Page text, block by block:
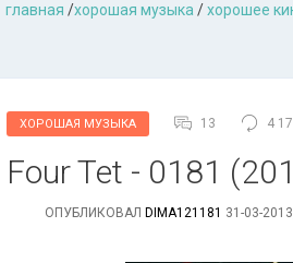
главная /хорошая музыкa /хорошее
ХОРОШАЯ МУЗЫКА 13 4
Four Tet - 0181
ОПУБЛИКОВАЛ DIMA121181 31-03-